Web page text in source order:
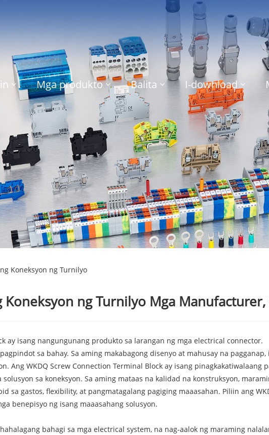
Mga produkto Balita I-download
Koneksyon ng Turnilyo
Koneksyon ng Turnilyo Mga
ay isang nangungunang produkto sa larangan ng mga electrical connector.
sa bahay. Sa aming makabagong disenyo at mahusay na
Ang WKDQ Screw Connection Terminal Block ay isang
sa koneksyon. Sa aming mataas na kalidad na konstruksyon,
sa gastos, flexibility, at pangmatagalang pagiging maaasahan. Piliin ang
benepisyo ng isang maaasahang solusyon.
bahagi sa mga electrical system, na nag-aalok ng maraming